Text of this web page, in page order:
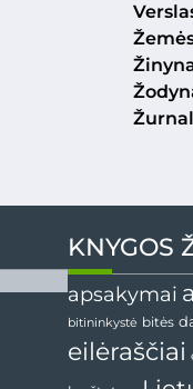
KNYGOS
apsakymai
bitininkystė bitės
eilėraščiai